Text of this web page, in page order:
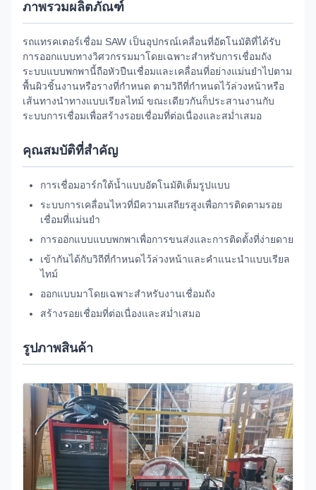
ภาพรวมผลิตภัณฑ์
รถแทรคเตอร์เชื่อม SAW เป็นอุปกรณ์เคลื่อนที่อัตโนมัติที่ได้รับ
การออกแบบทางวิศวกรรมมาโดยเฉพาะสำหรับการเชื่อมถัง
ระบบแบบพกพานี้ถือหัวปืนเชื่อมและเคลื่อนที่อย่างแม่นยำไปตาม
พื้นผิวชิ้นงานหรือรางที่กำหนด ตามวิถีที่กำหนดไว้ล่วงหน้าหรือ
เส้นทางนำทางแบบเรียลไทม์ ขณะเดียวกันก็ประสานงานกับ
ระบบการเชื่อมเพื่อสร้างรอยเชื่อมที่ต่อเนื่องและสม่ำเสมอ
คุณสมบัติที่สำคัญ
การเชื่อมอาร์กใต้น้ำแบบอัตโนมัติเต็มรูปแบบ
ระบบการเคลื่อนไหวที่มีความเสถียรสูงเพื่อการติดตามรอย
เชื่อมที่แม่นยำ
การออกแบบแบบพกพาเพื่อการขนส่งและการติดตั้งที่ง่ายดาย
เข้ากันได้กับวิถีที่กำหนดไว้ล่วงหน้าและคำแนะนำแบบเรียล
ไทม์
ออกแบบมาโดยเฉพาะสำหรับงานเชื่อมถัง
สร้างรอยเชื่อมที่ต่อเนื่องและสม่ำเสมอ
รูปภาพสินค้า